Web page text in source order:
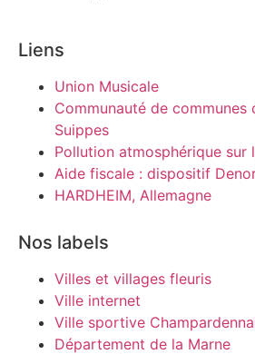
Liens
Union Musicale
Communauté de communes
Suippes
Pollution atmosphérique sur
Aide fiscale : dispositif
HARDHEIM, Allemagne
Nos labels
Villes et villages fleuris
Ville internet
Ville sportive
Département de la Marne